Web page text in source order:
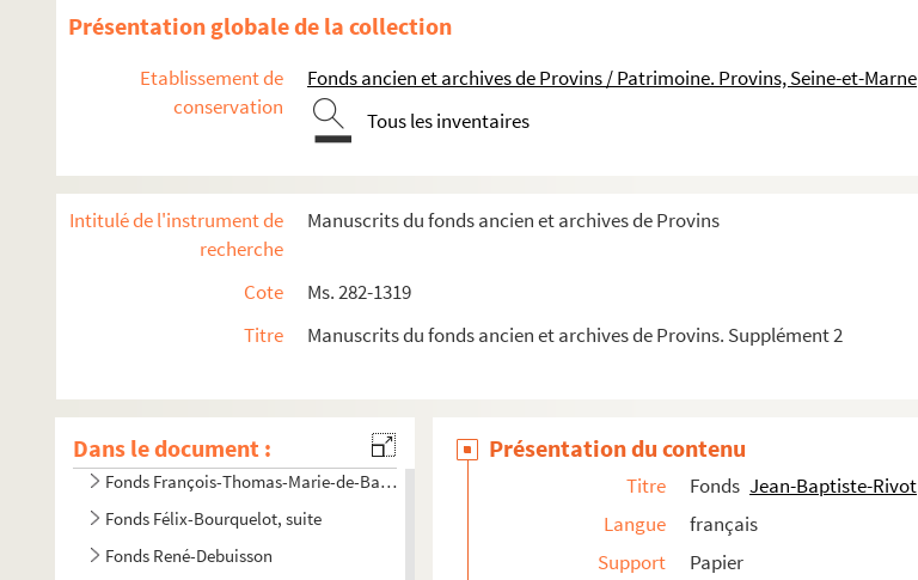
Présentation globale de la collection
Etablissement de
conservation
Fonds ancien et archives de Provins / Patrimoine. Provins, Seine-et-Marne
Tous les inventaires
Intitulé de l'instrument de
recherche
Manuscrits du fonds ancien et archives de Provins
Cote
Ms. 282-1319
Titre
Manuscrits du fonds ancien et archives de Provins. Supplément 2
Dans le document :
Ms. 405. Lettres patentes sur les foires de Champagne et de Brie
Ms. 406. Fragment de traité
Ms. 450. Fondation de rente sur le fief de Prunay, paroisse de Villebon, au bénéfice du collège de Senac
Ms. 513. Ðình Chiêủ Nguyêñ. Luc-Van Tiên
Ms. 523. Recueil de fables
Ms. 529. Traité de philosophie
Ms. 530. Recueil de droit civil
Ms. 533. Charles Martin. Abrégé du commun des saints avec les pseaumes des vespres des fériés de la semaine, ...
Ms. 813. Cahier d'écolier d'histoire de France
Ms. 814. Histoire naturelle médicale : Antoine de Jussieu
Fonds François-Thomas-Marie-de-Baculard-d'Arnaud
Fonds Félix-Bourquelot, suite
Fonds René-Debuisson
Présentation du contenu
Titre Fonds Jean-Baptiste-Rivot
Langue
français
Support
Papier